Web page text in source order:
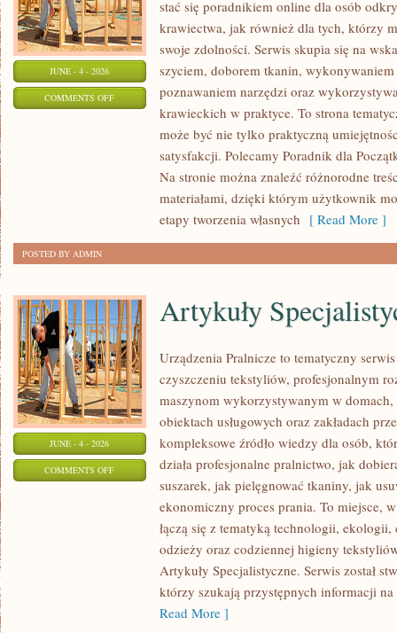
JUNE - 4 - 2026
COMMENTS OFFON
PRZERÓBKI
stać się poradnikiem online dla osób
krawiectwa, jak również dla tych, którzy
swoje zdolności. Serwis skupia się na
szyciem, doborem tkanin,
poznawaniem narzędzi oraz
krawieckich w praktyce. To strona
może być nie tylko praktyczną
satysfakcji. Polecamy Poradnik dla
Na stronie można znaleźć różnorodne
materiałami, dzięki którym użytkownik
etapy tworzenia własnych [ Read More ]
POSTED BY ADMIN
JUNE - 4 - 2026
COMMENTS OFFON
ARTYKUŁY
SPECJALISTYCZNE
Artykuły
Urządzenia Pralnicze to tematyczny
czyszczeniu tekstyliów, profesjonalnym
maszynom wykorzystywanym w
obiektach usługowych oraz zakładach
kompleksowe źródło wiedzy dla osób,
działa profesjonalne pralnictwo, jak
suszarek, jak pielęgnować tkaniny, jak
ekonomiczny proces prania. To miejsce,
łączą się z tematyką technologii,
odzieży oraz codziennej higieny
Artykuły Specjalistyczne. Serwis został
którzy szukają przystępnych informacji
Read More ]